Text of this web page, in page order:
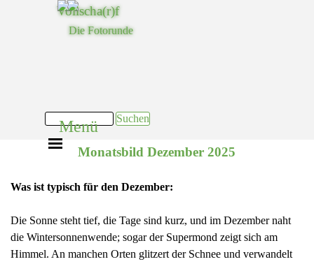
Direkt zum Seiteninhalt
Vollscha(r)f
Die Fotorunde
Menü
Menü überspringen
Suchen
Monatsbild Dezember 2025
Was ist typisch für den Dezember:
Die Sonne steht tief, die Tage sind kurz, und im Dezember naht
die Wintersonnenwende; sogar der Supermond zeigt sich am
Himmel. An manchen Orten glitzert der Schnee und verwandelt